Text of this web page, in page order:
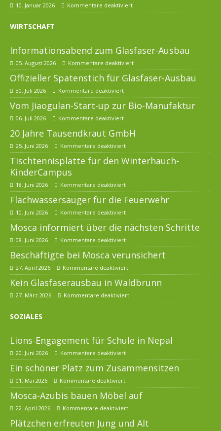
10. Januar 2026 Kommentare deaktiviert
WIRTSCHAFT
Informationsabend zum Glasfaser-Ausbau
05. August 2026 Kommentare deaktiviert
Offizieller Spatenstich für Glasfaser-Ausbau
30. Juli 2026 Kommentare deaktiviert
Vom Jiaogulan-Start-up zur Bio-Manufaktur
06. Juli 2026 Kommentare deaktiviert
20 Jahre Tausendkraut GmbH
25. Juni 2026 Kommentare deaktiviert
Tischtennisplatte für den Winterhauch-
KinderCampus
18. Juni 2026 Kommentare deaktiviert
Flachwassersauger für die Feuerwehr
10. Juni 2026 Kommentare deaktiviert
Mosca informiert über die nächsten Schritte
08. Juni 2026 Kommentare deaktiviert
Beschäftigte bei Mosca verunsichert
27. April 2026 Kommentare deaktiviert
Kein Glasfaserausbau in Waldbrunn
27. März 2026 Kommentare deaktiviert
SOZIALES
Lions-Engagement für Schule in Nepal
20. Juni 2026 Kommentare deaktiviert
Ein schöner Platz zum Zusammensitzen
01. Mai 2026 Kommentare deaktiviert
Mosca-Azubis bauen Möbel auf
22. April 2026 Kommentare deaktiviert
Plätzchen erfreuten Jung und Alt